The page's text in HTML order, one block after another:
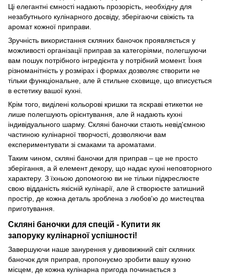
Ці елегантні ємності надають прозорість, необхідну для
незабутнього кулінарного досвіду, зберігаючи свіжість та
аромат кожної приправи.
Зручність використання скляних баночок проявляється у
можливості організації приправ за категоріями, полегшуючи
вам пошук потрібного інгредієнта у потрібний момент. Їхня
різноманітність у розмірах і формах дозволяє створити не
тільки функціональне, але й стильне сховище, що вписується
в естетику вашої кухні.
Крім того, виділені кольорові кришки та яскраві етикетки не
лише полегшують орієнтування, але й надають кухні
індивідуального шарму. Скляні баночки стають невід'ємною
частиною кулінарної творчості, дозволяючи вам
експериментувати зі смаками та ароматами.
Таким чином, скляні баночки для приправ – це не просто
зберігання, а й елемент декору, що надає кухні неповторного
характеру. З їхньою допомогою ви не тільки підкреслюєте
свою відданість якісній кулінарії, але й створюєте затишний
простір, де кожна деталь зроблена з любов'ю до мистецтва
приготування.
Скляні баночки для спецій - Купити як
запоруку кулінарної успішності!
Завершуючи наше занурення у дивовижний світ скляних
баночок для приправ, пропонуємо зробити вашу кухню
місцем, де кожна кулінарна пригода починається з